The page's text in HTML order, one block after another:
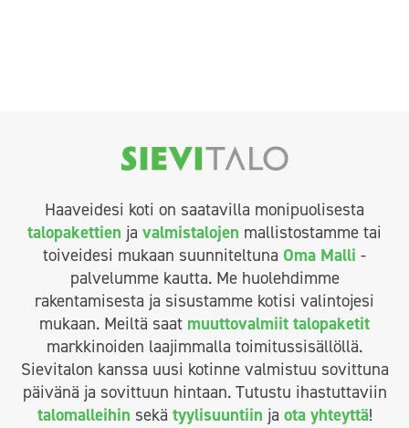
Haaveidesi koti on saatavilla monipuolisesta
talopakettien ja valmistalojen mallistostamme tai
toiveidesi mukaan suunniteltuna Oma Malli -
palvelumme kautta. Me huolehdimme
rakentamisesta ja sisustamme kotisi valintojesi
mukaan. Meiltä saat muuttovalmiit talopaketit
markkinoiden laajimmalla toimitussisällöllä.
Sievitalon kanssa uusi kotinne valmistuu sovittuna
päivänä ja sovittuun hintaan. Tutustu ihastuttaviin
talomalleihin sekä tyylisuuntiin ja ota yhteyttä!